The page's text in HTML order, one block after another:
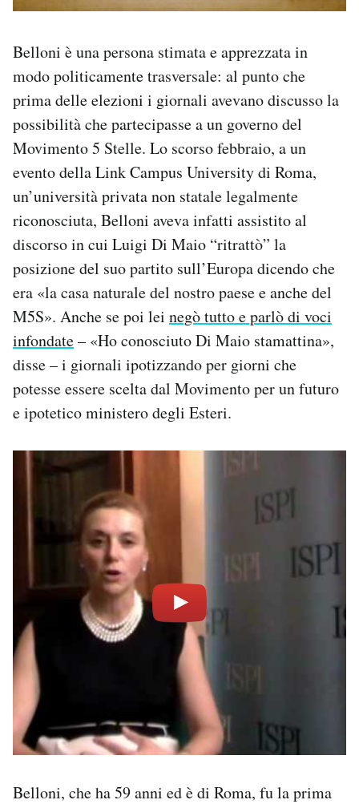
Belloni è una persona stimata e apprezzata in
modo politicamente trasversale: al punto che
prima delle elezioni i giornali avevano discusso la
possibilità che partecipasse a un governo del
Movimento 5 Stelle. Lo scorso febbraio, a un
evento della Link Campus University di Roma,
un’università privata non statale legalmente
riconosciuta, Belloni aveva infatti assistito al
discorso in cui Luigi Di Maio “ritrattò” la
posizione del suo partito sull’Europa dicendo che
era «la casa naturale del nostro paese e anche del
M5S». Anche se poi lei negò tutto e parlò di voci
infondate– «Ho conosciuto Di Maio stamattina»,
disse – i giornali ipotizzando per giorni che
potesse essere scelta dal Movimento per un futuro
e ipotetico ministero degli Esteri.
Belloni, che ha 59 anni ed è di Roma, fu la prima